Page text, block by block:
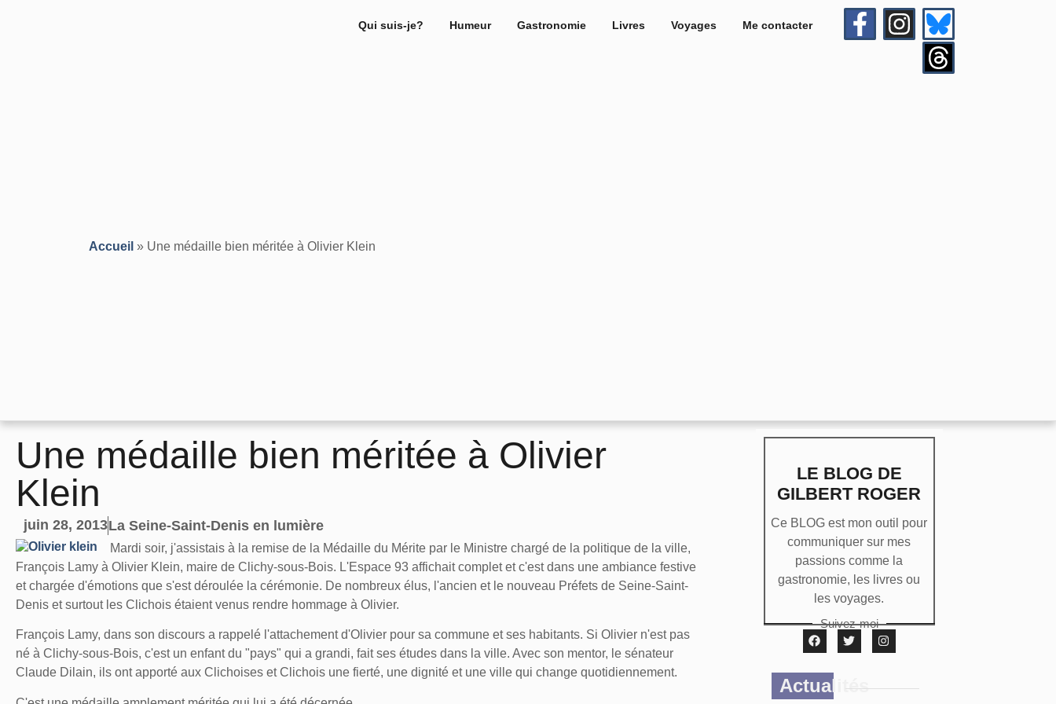
Qui suis-je? Humeur Gastronomie Livres Voyages Me contacter
Accueil » Une médaille bien méritée à Olivier Klein
Une médaille bien méritée à Olivier
Klein
juin 28, 2013La Seine-Saint-Denis en lumière
Mardi soir, j'assistais à la remise de la Médaille du Mérite par le Ministre chargé de la politique de la ville,
François Lamy à Olivier Klein, maire de Clichy-sous-Bois. L'Espace 93 affichait complet et c'est dans une ambiance festive
et chargée d'émotions que s'est déroulée la cérémonie. De nombreux élus, l'ancien et le nouveau Préfets de Seine-Saint-
Denis et surtout les Clichois étaient venus rendre hommage à Olivier.
François Lamy, dans son discours a rappelé l'attachement d'Olivier pour sa commune et ses habitants. Si Olivier n'est pas
né à Clichy-sous-Bois, c'est un enfant du "pays" qui a grandi, fait ses études dans la ville. Avec son mentor, le sénateur
Claude Dilain, ils ont apporté aux Clichoises et Clichois une fierté, une dignité et une ville qui change quotidiennement.
LE BLOG DE
GILBERT ROGER
Ce BLOG est mon outil pour
communiquer sur mes
passions comme la
gastronomie, les livres ou
les voyages.
Suivez-moi
Actualités